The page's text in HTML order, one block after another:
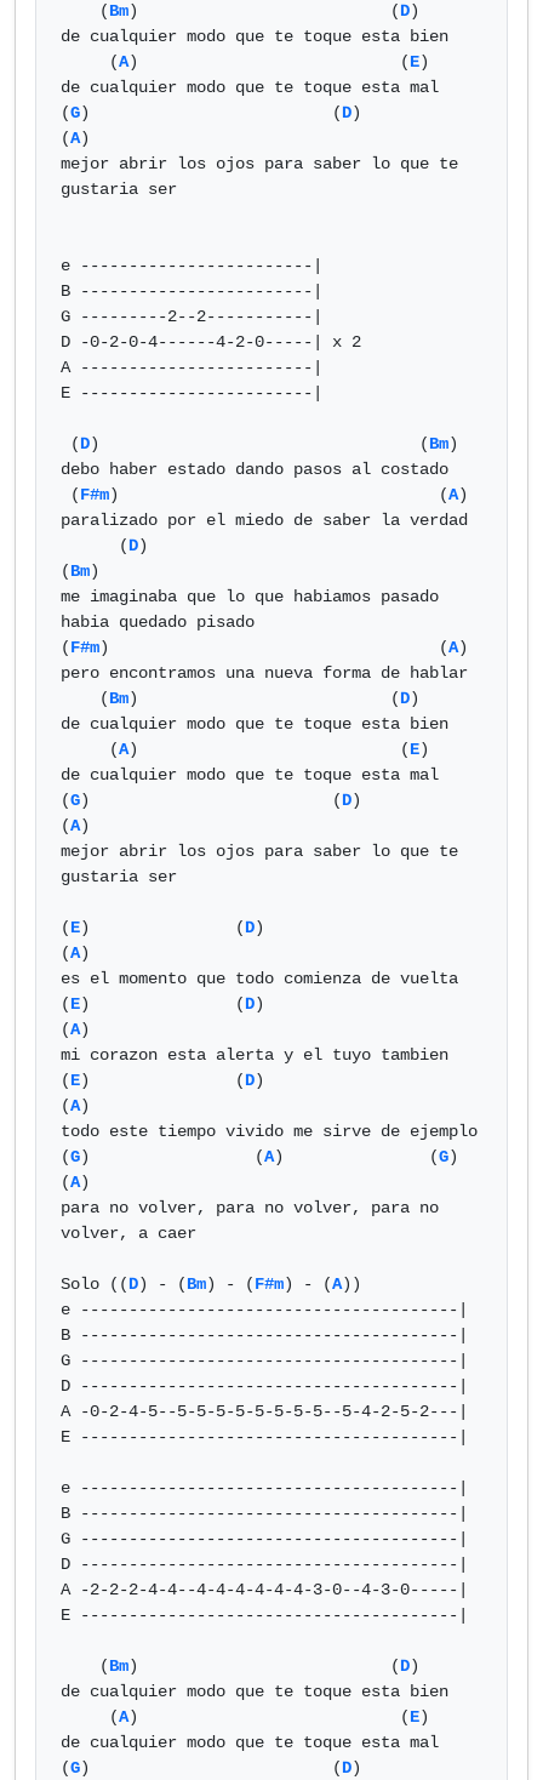
    (
Bm)                          (D)
de cualquier modo que te toque esta bien
     (
A)                           (E)
de cualquier modo que te toque esta mal
(G)                         (D)
(A)
mejor abrir los ojos para saber lo que te
gustaria ser
e ------------------------|
B ------------------------|
G ---------2--2-----------|
D -0-2-0-4------4-2-0-----| x 2
A ------------------------|
E ------------------------|
(D)                                 (Bm)
debo haber estado dando pasos al costado
(F#m)                                 (A)
paralizado por el miedo de saber la verdad
      (
D)
(Bm)
me imaginaba que lo que habiamos pasado
habia quedado pisado
(F#m)                                  (A)
pero encontramos una nueva forma de hablar
    (
Bm)                          (D)
de cualquier modo que te toque esta bien
     (
A)                           (E)
de cualquier modo que te toque esta mal
(G)                         (D)
(A)
mejor abrir los ojos para saber lo que te
gustaria ser
(E)               (D)
(A)
es el momento que todo comienza de vuelta
(E)               (D)
(A)
mi corazon esta alerta y el tuyo tambien
(E)               (D)
(A)
todo este tiempo vivido me sirve de ejemplo
(G)                 (A)               (G)
(A)
para no volver, para no volver, para no
volver, a caer
Solo ((D) - (Bm) - (F#m) - (A))
e ---------------------------------------|
B ---------------------------------------|
G ---------------------------------------|
D ---------------------------------------|
A -0-2-4-5--5-5-5-5-5-5-5-5--5-4-2-5-2---|
E ---------------------------------------|
e ---------------------------------------|
B ---------------------------------------|
G ---------------------------------------|
D ---------------------------------------|
A -2-2-2-4-4--4-4-4-4-4-4-3-0--4-3-0-----|
E ---------------------------------------|
    (
Bm)                          (D)
de cualquier modo que te toque esta bien
     (
A)                           (E)
de cualquier modo que te toque esta mal
(G)                         (D)